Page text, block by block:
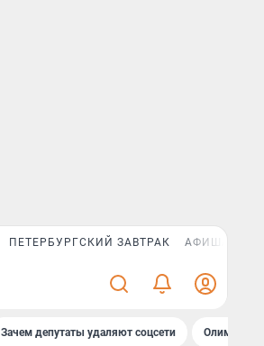
ПЕТЕРБУРГСКИЙ ЗАВТРАК АФИША PLUS
Зачем депутаты удаляют соцсети